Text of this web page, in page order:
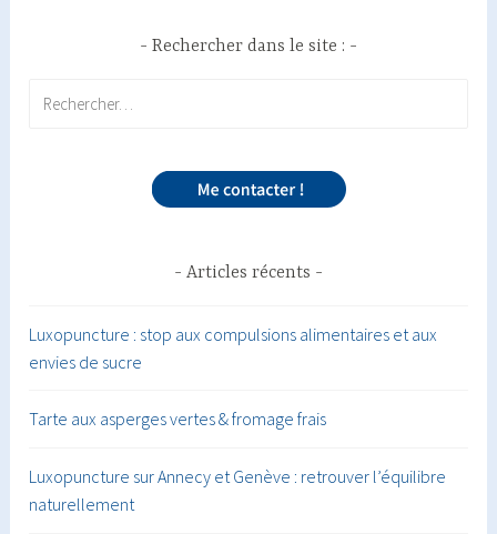
Rechercher dans le site :
Articles récents
Luxopuncture : stop aux compulsions alimentaires et aux
envies de sucre
Tarte aux asperges vertes & fromage frais
Luxopuncture sur Annecy et Genève : retrouver l’équilibre
naturellement